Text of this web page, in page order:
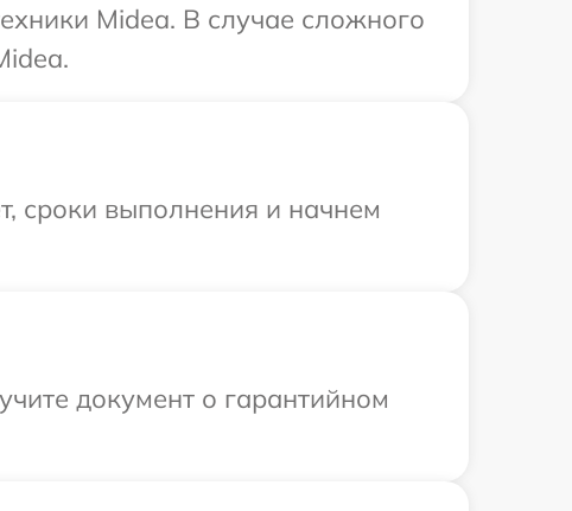
Midea. В случае сложного
сроки выполнения и начнем
документ о гарантийном